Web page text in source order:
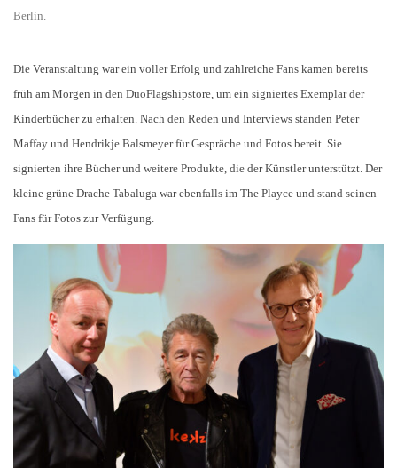
Berlin.
Die Veranstaltung war ein voller Erfolg und zahlreiche Fans kamen bereits
früh am Morgen in den DuoFlagshipstore, um ein signiertes Exemplar der
Kinderbücher zu erhalten. Nach den Reden und Interviews standen Peter
Maffay und Hendrikje Balsmeyer für Gespräche und Fotos bereit. Sie
signierten ihre Bücher und weitere Produkte, die der Künstler unterstützt. Der
kleine grüne Drache Tabaluga war ebenfalls im The Playce und stand seinen
Fans für Fotos zur Verfügung.